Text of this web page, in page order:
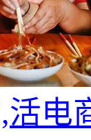
活电